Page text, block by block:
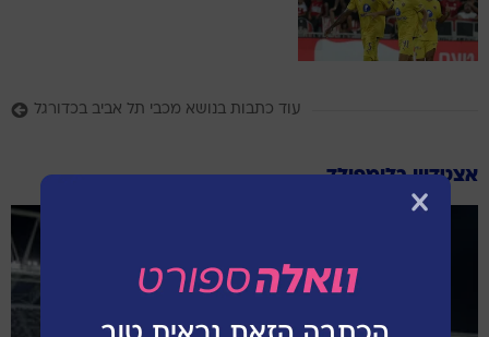
עוד כתבות בנושא מכבי תל אביב בכדורגל
אצטדיון בלומפילד